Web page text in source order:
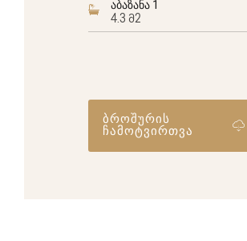
აბაზანა 1
4.3 მ2
ბროშურის
ჩამოტვირთვა